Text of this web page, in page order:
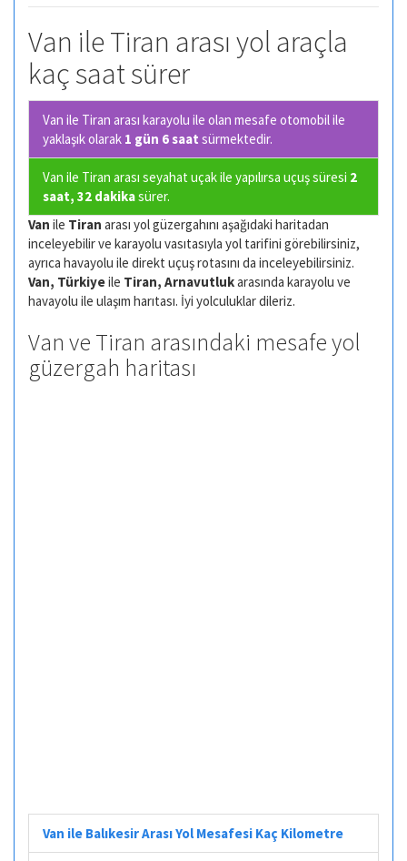
Van ile Tiran arası yol araçla
kaç saat sürer
Van ile Tiran arası karayolu ile olan mesafe otomobil ile
yaklaşık olarak 1 gün 6 saat sürmektedir.
Van ile Tiran arası seyahat uçak ile yapılırsa uçuş süresi 2
saat, 32 dakikasürer.
Van ile Tiran arası yol güzergahını aşağıdaki haritadan
inceleyebilir ve karayolu vasıtasıyla yol tarifini görebilirsiniz,
ayrıca havayolu ile direkt uçuş rotasını da inceleyebilirsiniz.
Van, Türkiyeile Tiran, Arnavutlukarasında karayolu ve
havayolu ile ulaşım harıtası. İyi yolculuklar dileriz.
Van ve Tiran arasındaki mesafe yol
güzergah haritası
Van ile Balıkesir Arası Yol Mesafesi Kaç Kilometre